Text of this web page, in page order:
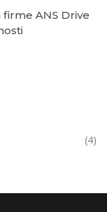
firme ANS Drive
(4)